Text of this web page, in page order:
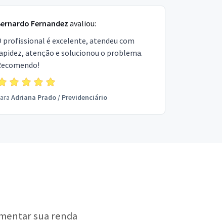
Fernandez avaliou:
profissional é excelente, atendeu com
atenção e solucionou o problema.
Adriana Prado/ Previdenciário
sua renda